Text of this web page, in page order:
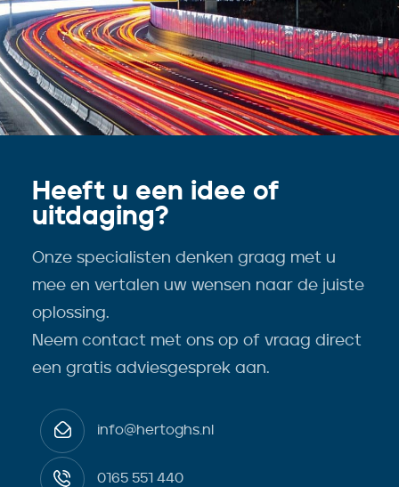
Heeft u een idee of
uitdaging?
Onze specialisten denken graag met u
mee en vertalen uw wensen naar de juiste
oplossing.
Neem contact met ons op of vraag direct
een gratis adviesgesprek aan.
info@hertoghs.nl
0165 551 440